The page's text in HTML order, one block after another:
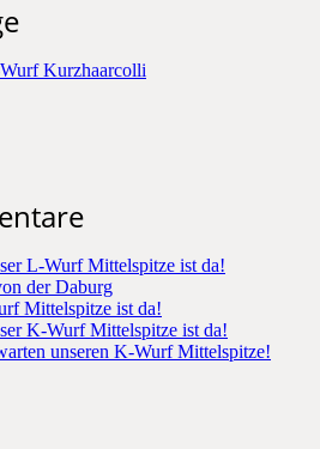
Kurzhaarcolli
L-Wurf Mittelspitze ist da!
der Daburg
Mittelspitze ist da!
K-Wurf Mittelspitze ist da!
unseren K-Wurf Mittelspitze!